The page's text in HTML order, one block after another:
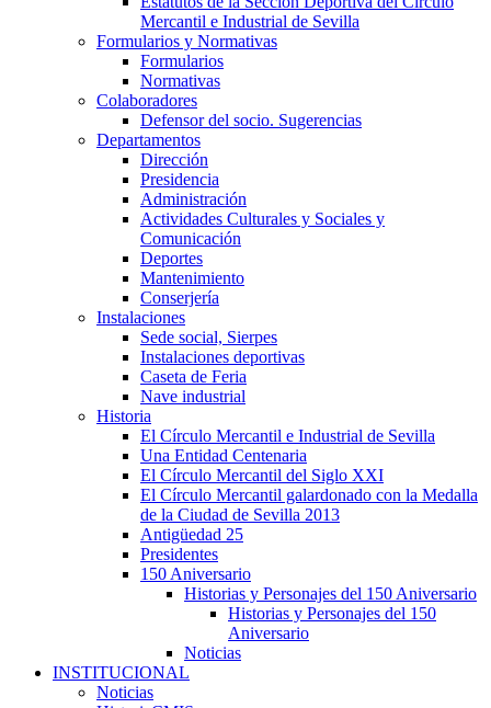
Mercantil e Industrial de Sevilla
Formularios y Normativas
Formularios
Normativas
Colaboradores
Defensor del socio. Sugerencias
Departamentos
Dirección
Presidencia
Administración
Actividades Culturales y Sociales y
Comunicación
Deportes
Mantenimiento
Conserjería
Instalaciones
Sede social, Sierpes
Instalaciones deportivas
Caseta de Feria
Nave industrial
Historia
El Círculo Mercantil e Industrial de Sevilla
Una Entidad Centenaria
El Círculo Mercantil del Siglo XXI
El Círculo Mercantil galardonado con la Medalla
de la Ciudad de Sevilla 2013
Antigüedad 25
Presidentes
150 Aniversario
Historias y Personajes del 150 Aniversario
Historias y Personajes del 150
Aniversario
Noticias
INSTITUCIONAL
Noticias